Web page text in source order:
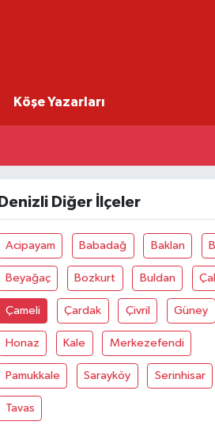
Köşe Yazarları
Denizli Diğer İlçeler
Acipayam Babadağ Baklan
Beyağaç Bozkurt Buldan Çal
Çameli Çardak Çivril Güney
Honaz Kale Merkezefendi
Pamukkale Sarayköy Serinhisar
Tavas